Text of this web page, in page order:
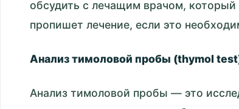
обсудить с лечащим врачом, который
пропишет лечение, если это
Анализ тимоловой пробы (thymol
Анализ тимоловой пробы — это